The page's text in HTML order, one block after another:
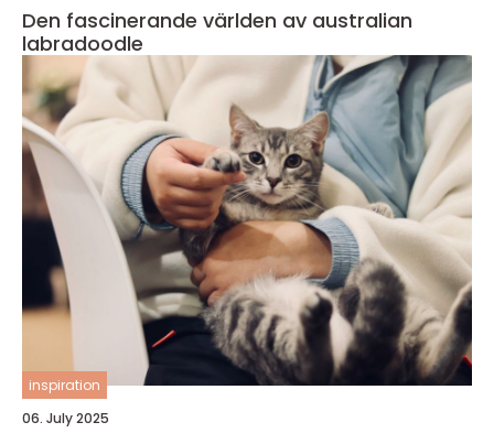
Den fascinerande världen av australian
labradoodle
inspiration
06. July 2025